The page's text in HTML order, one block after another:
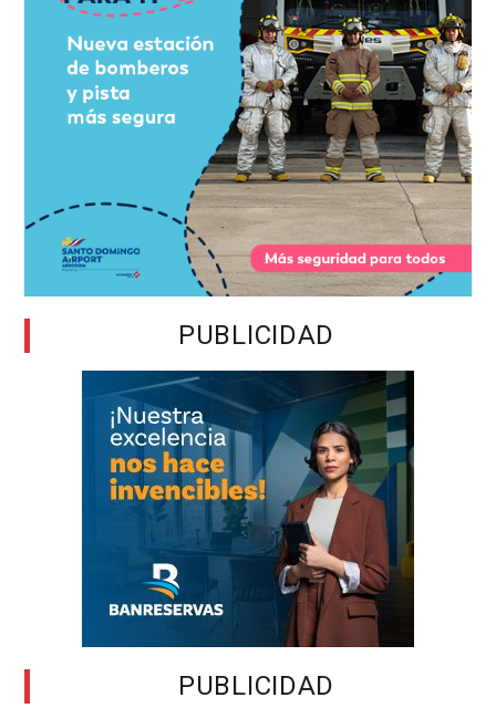
PUBLICIDAD
PUBLICIDAD